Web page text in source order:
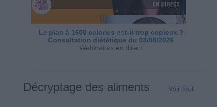
Le plan à 1600 calories est-il trop copieux ?
Consultation diététique du 03/08/2026
Webinaires en direct
Décryptage des aliments Voir tout